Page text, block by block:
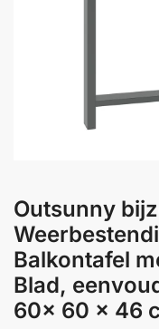
Outsunny
Balkontafel
Blad,
60x 60 x 46